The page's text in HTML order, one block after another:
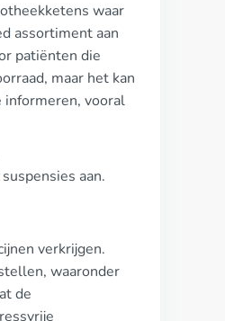
waar
assortiment aan
patiënten die
maar het kan
informeren, vooral
aan.
verkrijgen.
waaronder
de